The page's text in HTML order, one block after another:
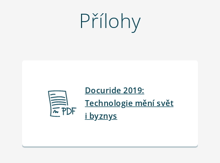
Přílohy
Docuride 2019:
Technologie mění svět
i byznys